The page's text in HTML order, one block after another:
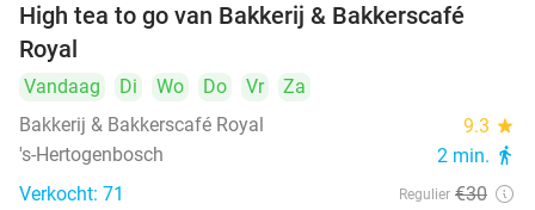
40%
High tea to go van Bakkerij & Bakkerscafé
Royal
Vandaag Di Wo Do Vr
Za
Bakkerij & Bakkerscafé Royal
9.3 star
's-Hertogenbosch 2 min. directions_walk
Verkocht: 71 Regulier €30